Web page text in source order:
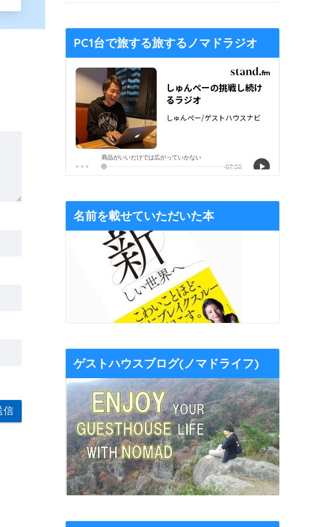
PC1台で旅する旅するノマドラジオ
名前を載せていただいた本
ゲストハウスブログ(ノマドライフ)